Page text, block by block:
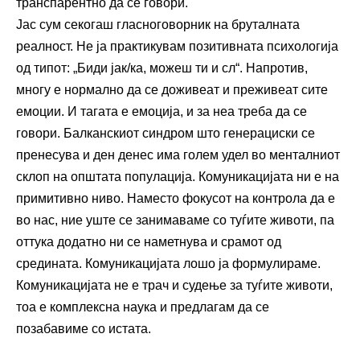
Јас сум секогаш гласноговорник на бруталната
реалност. Не ја практикувам позитивната психологија
од типот: „Биди јак/ка, можеш ти и сл“. Напротив,
многу е нормално да се доживеат и преживеат сите
емоции. И тагата е емоција, и за неа треба да се
говори. Балканскиот синдром што генерациски се
пренесува и ден денес има голем удел во менталниот
склоп на општата популација. Комуникацијата ни е на
примитивно ниво. Наместо фокусот на контрола да е
во нас, ние уште се занимаваме со туѓите животи, па
оттука додатно ни се наметнува и срамот од
средината. Комуникацијата лошо ја формулираме.
Комуникацијата не е трач и судење за туѓите животи,
тоа е комплексна наука и предлагам да се
позабавиме со истата.